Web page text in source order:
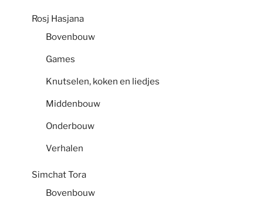
Rosj Hasjana
Bovenbouw
Games
Knutselen, koken en liedjes
Middenbouw
Onderbouw
Verhalen
Simchat Tora
Bovenbouw